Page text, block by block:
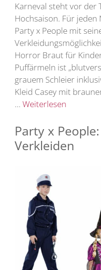
Karneval steht vor der
Hochsaison. Für
Party x People mit
Horror Braut für
Puffärmeln ist
grauem Schleier
Kleid Casey mit
… Weiterlesen
Party x
Verkleiden